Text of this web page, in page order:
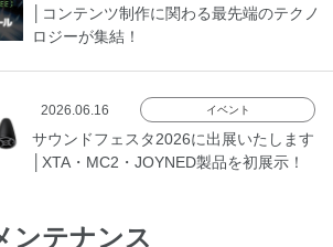
│コンテンツ制作に関わる最先端のテクノ
ロジーが集結！
2026.06.16 イベント
サウンドフェスタ2026に出展いたします
│XTA・MC2・JOYNED製品を初展示！
ンテナンス